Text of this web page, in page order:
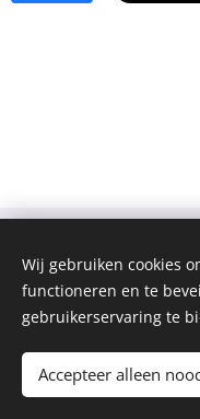
Jong
Wij gebruiken cookies
functioneren en te
gebruikerservaring te
Accepteer alleen